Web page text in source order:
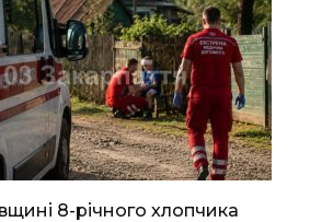
8-річного хлопчика